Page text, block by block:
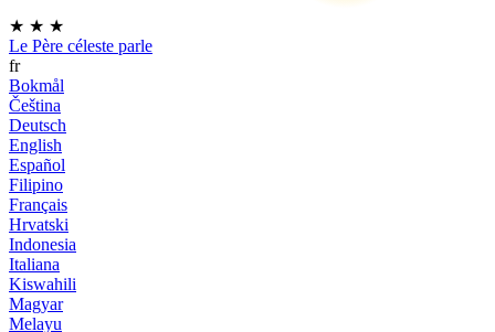
★ ★ ★
Le Père céleste parle
fr
Bokmål
Čeština
Deutsch
English
Español
Filipino
Français
Hrvatski
Indonesia
Italiana
Kiswahili
Magyar
Melayu